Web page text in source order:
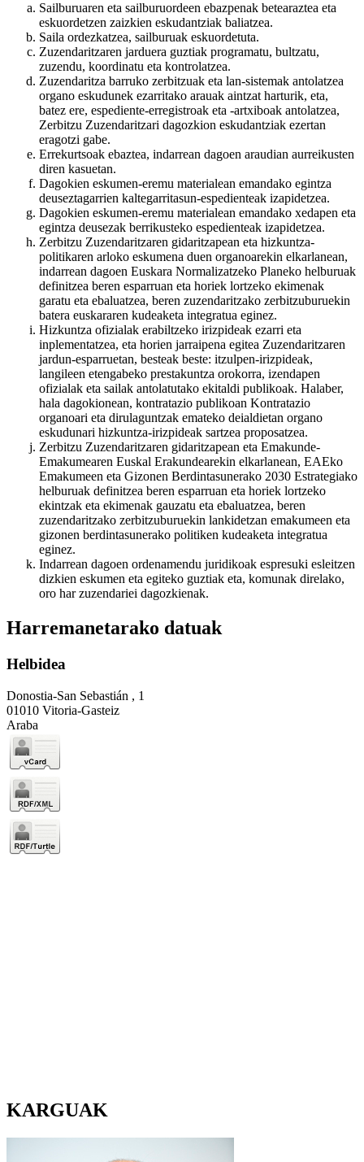
Sailburuaren eta sailburuordeen ebazpenak betearaztea eta
eskuordetzen zaizkien eskudantziak baliatzea.
Saila ordezkatzea, sailburuak eskuordetuta.
Zuzendaritzaren jarduera guztiak programatu, bultzatu,
zuzendu, koordinatu eta kontrolatzea.
Zuzendaritza barruko zerbitzuak eta lan-sistemak antolatzea
organo eskudunek ezarritako arauak aintzat harturik, eta,
batez ere, espediente-erregistroak eta -artxiboak antolatzea,
Zerbitzu Zuzendaritzari dagozkion eskudantziak ezertan
eragotzi gabe.
Errekurtsoak ebaztea, indarrean dagoen araudian aurreikusten
diren kasuetan.
Dagokien eskumen-eremu materialean emandako egintza
deuseztagarrien kaltegarritasun-espedienteak izapidetzea.
Dagokien eskumen-eremu materialean emandako xedapen eta
egintza deusezak berrikusteko espedienteak izapidetzea.
Zerbitzu Zuzendaritzaren gidaritzapean eta hizkuntza-
politikaren arloko eskumena duen organoarekin elkarlanean,
indarrean dagoen Euskara Normalizatzeko Planeko helburuak
definitzea beren esparruan eta horiek lortzeko ekimenak
garatu eta ebaluatzea, beren zuzendaritzako zerbitzuburuekin
batera euskararen kudeaketa integratua eginez.
Hizkuntza ofizialak erabiltzeko irizpideak ezarri eta
inplementatzea, eta horien jarraipena egitea Zuzendaritzaren
jardun-esparruetan, besteak beste: itzulpen-irizpideak,
langileen etengabeko prestakuntza orokorra, izendapen
ofizialak eta sailak antolatutako ekitaldi publikoak. Halaber,
hala dagokionean, kontratazio publikoan Kontratazio
organoari eta dirulaguntzak emateko deialdietan organo
eskudunari hizkuntza-irizpideak sartzea proposatzea.
Zerbitzu Zuzendaritzaren gidaritzapean eta Emakunde-
Emakumearen Euskal Erakundearekin elkarlanean, EAEko
Emakumeen eta Gizonen Berdintasunerako 2030 Estrategiako
helburuak definitzea beren esparruan eta horiek lortzeko
ekintzak eta ekimenak gauzatu eta ebaluatzea, beren
zuzendaritzako zerbitzuburuekin lankidetzan emakumeen eta
gizonen berdintasunerako politiken kudeaketa integratua
eginez.
Indarrean dagoen ordenamendu juridikoak espresuki esleitzen
dizkien eskumen eta egiteko guztiak eta, komunak direlako,
oro har zuzendariei dagozkienak.
Harremanetarako datuak
Helbidea
Donostia-San Sebastián , 1
01010 Vitoria-Gasteiz
Araba
KARGUAK